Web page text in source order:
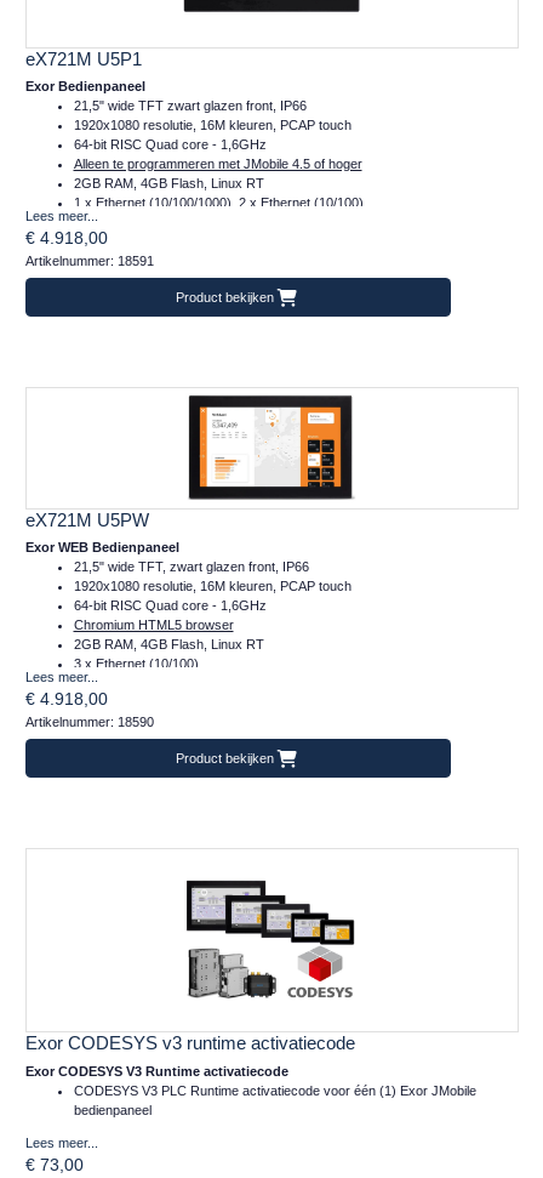
eX721M U5P1
Exor Bedienpaneel
21,5" wide TFT zwart glazen front, IP66
1920x1080 resolutie, 16M kleuren, PCAP touch
64-bit RISC Quad core - 1,6GHz
Alleen te programmeren met JMobile 4.5 of hoger
2GB RAM, 4GB Flash, Linux RT
1 x Ethernet (10/100/1000), 2 x Ethernet (10/100)
1 x Serieel (232/485/422)
2 x Plug-in, 2 x USB, 1 x SD
Temperatuur inzetbereik: -20..+60°C
CE, DNVGL, cULus, Class I Div 2, ATEX en IECex
Frontafmeting: 552x347 (mm)
Lees meer...
€ 4.918,00
Artikelnummer: 18591
Product bekijken
eX721M U5PW
Exor WEB Bedienpaneel
21,5" wide TFT, zwart glazen front, IP66
1920x1080 resolutie, 16M kleuren, PCAP touch
64-bit RISC Quad core - 1,6GHz
Chromium HTML5 browser
2GB RAM, 4GB Flash, Linux RT
3 x Ethernet (10/100)
1 x Serieel (RS232/422/485)
2 x Plug-in, 2 x USB, 1 x SD
Temperatuur inzetbereik: -20..+60°C
Frontafmeting: 552x347 (mm)
Lees meer...
€ 4.918,00
Artikelnummer: 18590
Product bekijken
Exor CODESYS v3 runtime activatiecode
Exor CODESYS V3 Runtime activatiecode
CODESYS V3 PLC Runtime activatiecode voor één (1) Exor JMobile
bedienpaneel
Lees meer...
€ 73,00